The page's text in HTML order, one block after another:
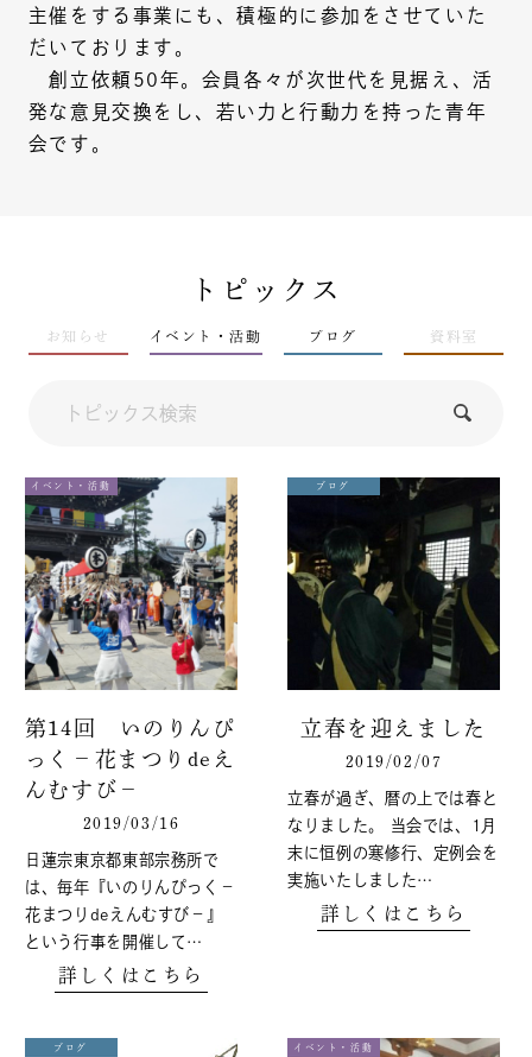
主催をする事業にも、積極的に参加をさせていた
だいております。
創立依頼50年。会員各々が次世代を見据え、活
発な意見交換をし、若い力と行動力を持った青年
会です。
トピックス
お知らせ イベント・活動 ブログ 資料室
イベント・活動
第14回 いのりんぴ
っく－花まつりdeえ
んむすび－
2019/03/16
日蓮宗東京都東部宗務所で
は、毎年『いのりんぴっく－
花まつりdeえんむすび－』
という行事を開催して…
詳しくはこちら
ブログ
立春を迎えました
2019/02/07
立春が過ぎ、暦の上では春と
なりました。 当会では、1月
末に恒例の寒修行、定例会を
実施いたしました…
詳しくはこちら
ブログ イベント・活動